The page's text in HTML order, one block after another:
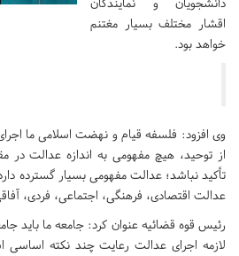
اقشار مختلف بسیار مغتنم
خواهد بود.
وی افزود: فلسفه قیام و نهضت اسلامی ما
از توحید، هیچ مفهومی به اندازه عدالت در
تأکید نباشد؛ عدالت مفهومی بسیار گسترده
عدالت اقتصادی، فرهنگی، اجتماعی، فردی،
رئیس قوه قضائیه عنوان کرد: جامعه ما باید
لازمه اجرای عدالت رعایت چند نکته